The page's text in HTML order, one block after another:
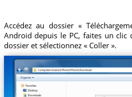
Accédez au dossier «
Android depuis le PC, faites un clic
dossier et sélectionnez « Coller ».